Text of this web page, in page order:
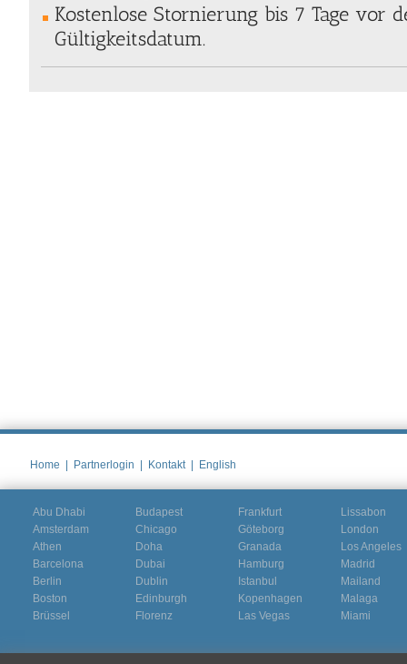
Kostenlose Stornierung bis 7 Tage vor
Gültigkeitsdatum.
Home Partnerlogin Kontakt English
Abu Dhabi
Amsterdam
Athen
Barcelona
Berlin
Boston
Brüssel
Budapest
Chicago
Doha
Dubai
Dublin
Edinburgh
Florenz
Frankfurt
Göteborg
Granada
Hamburg
Istanbul
Kopenhagen
Las Vegas
Lissabon
London
Los Angeles
Madrid
Mailand
Malaga
Miami